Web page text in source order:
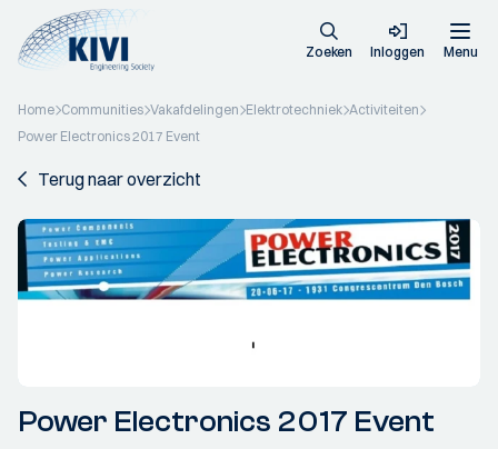
Zoeken Inloggen Menu
Home Communities Vakafdelingen Elektrotechniek Activiteiten
Power Electronics 2017 Event
Terug naar overzicht
Power Electronics 2017 Event